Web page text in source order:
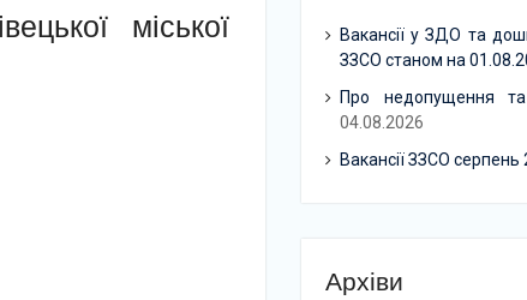
міської
Вакансії у ЗДО та
ЗЗСО станом на
Про недопущення та
04.08.2026
Вакансії ЗЗСО серпень
Архіви